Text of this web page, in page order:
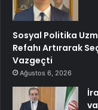
Sosyal Politika
Refahı Artırarak
Vazgeçti
Ağustos 6, 2026